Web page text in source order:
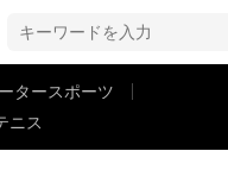
タースポーツ
ニス